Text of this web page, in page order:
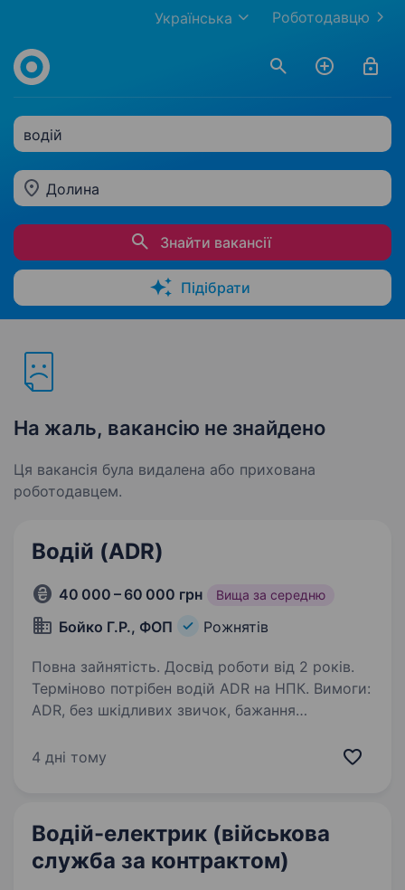
Роботодавцю
Українська
водій
Долина
Знайти вакансії
Підібрати
На жаль, вакансію не знайдено
Ця вакансія була видалена або прихована
роботодавцем.
Водій (ADR)
40 000 – 60 000 грн Вища за середню
Бойко Г.Р., ФОП Рожнятів
Повна зайнятість. Досвід роботи від 2 років.
Терміново потрібен водій ADR на НПК. Вимоги:
ADR, без шкідливих звичок, бажання
МОЖЛИВЕ ПРОЖИВАННЯ БЕЗКОШТОВНО!
4 дні тому
Водій-електрик (військова
служба за контрактом)